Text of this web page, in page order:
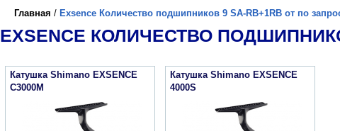
Главная / Exsence Количество подшипников 9 SA-RB+1RB от по
EXSENCE КОЛИЧЕСТВО
Катушка Shimano EXSENCE
C3000M
Катушка Shimano EXSENCE
4000S